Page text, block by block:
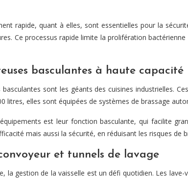
rapide, quant à elles, sont essentielles pour la
Ce processus rapide limite la prolifération
basculantes à haute capacité
sont les géants des cuisines industrielles.
litres, elles sont équipées de systèmes de brassage
est leur fonction basculante, qui facilite
mais aussi la sécurité, en réduisant les risques de
et tunnels de lavage
la gestion de la vaisselle est un défi quotidien. Les